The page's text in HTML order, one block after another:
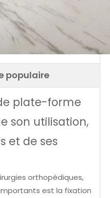
populaire
plate-forme
son utilisation,
et de ses
orthopédiques,
est la fixation